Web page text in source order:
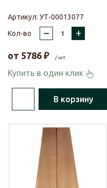
Артикул: УТ-00013077
Кол-во
– +
от 5786 ₽ / шт
Купить в один клик
В корзину